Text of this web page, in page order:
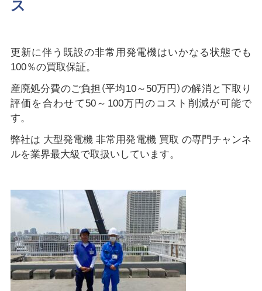
ス
更新に伴う既設の非常用発電機はいかなる状態でも
100％の買取保証。
産廃処分費のご負担（平均10～50万円）の解消と下取り
評価を合わせて50～100万円のコスト削減が可能で
す。
弊社は 大型発電機 非常用発電機 買取 の専門チャンネ
ルを業界最大級で取扱いしています。